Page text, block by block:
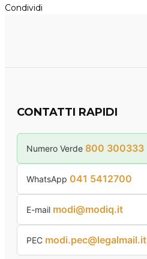
Condividi
CONTATTI RAPIDI
Numero Verde 800 300333
WhatsApp 041 5412700
E-mail modi@modiq.it
PEC modi.pec@legalmail.it